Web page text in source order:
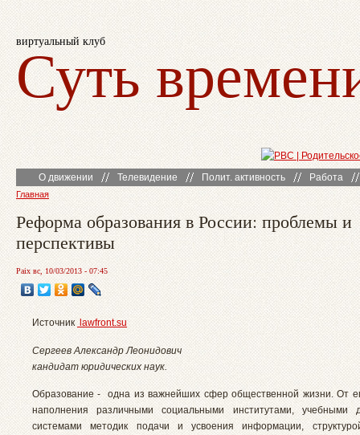
виртуальный клуб
Суть
О движении Телевидение Полит. активность Работа
Главная
Реформа образования в России: проблемы и
перспективы
Paix вс, 10/03/2013 - 07:45
Источник lawfront.su
Сергеев Александр Леонидович
кандидат юридических наук.
Образование - одна из важнейших сфер общественной жизни. От
наполнения различными социальными институтами, учебными
системами методик подачи и усвоения информации,